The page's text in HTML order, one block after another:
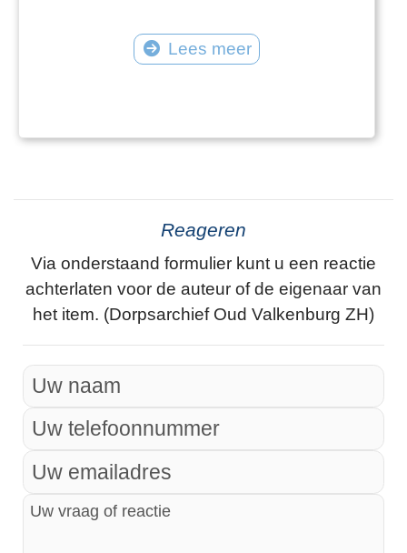
Lees meer
Reageren
Via onderstaand formulier kunt u een reactie
achterlaten voor de auteur of de eigenaar van
het item. (Dorpsarchief Oud Valkenburg ZH)